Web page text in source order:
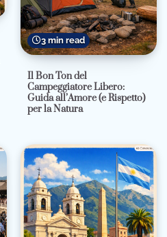
3 min read
Il Bon Ton del
Campeggiatore Libero:
Guida all’Amore (e Rispetto)
per la Natura